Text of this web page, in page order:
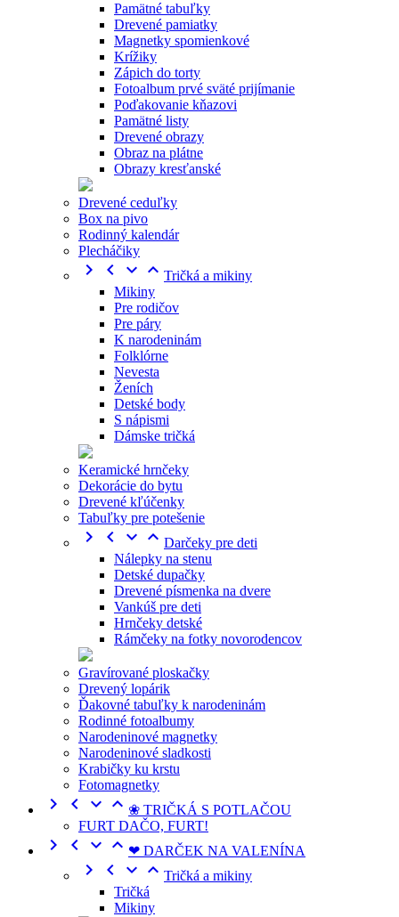
Pamätné tabuľky
Drevené pamiatky
Magnetky spomienkové
Krížiky
Zápich do torty
Fotoalbum prvé sväté prijímanie
Poďakovanie kňazovi
Pamätné listy
Drevené obrazy
Obraz na plátne
Obrazy kresťanské
Drevené ceduľky
Box na pivo
Rodinný kalendár
Plecháčiky
    Tričká a mikiny
Mikiny
Pre rodičov
Pre páry
K narodeninám
Folklórne
Nevesta
Ženích
Detské body
S nápismi
Dámske tričká
Keramické hrnčeky
Dekorácie do bytu
Drevené kľúčenky
Tabuľky pre potešenie
    Darčeky pre deti
Nálepky na stenu
Detské dupačky
Drevené písmenka na dvere
Vankúš pre deti
Hrnčeky detské
Rámčeky na fotky novorodencov
Gravírované ploskačky
Drevený lopárik
Ďakovné tabuľky k narodeninám
Rodinné fotoalbumy
Narodeninové magnetky
Narodeninové sladkosti
Krabičky ku krstu
Fotomagnetky
    ❀ TRIČKÁ S POTLAČOU
FURT DAČO, FURT!
    ❤ DARČEK NA VALENÍNA
    Tričká a mikiny
Tričká
Mikiny